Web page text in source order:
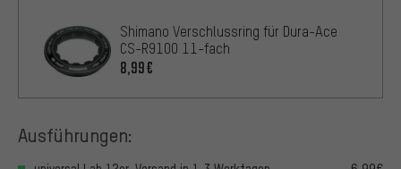
Shimano Verschlussring für Dura-Ace
CS-R9100 11-fach
8,99€
Ausführungen: